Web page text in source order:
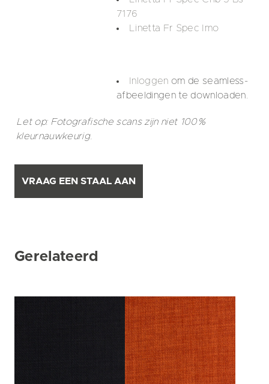
7176
Linetta Fr Spec Imo
Inloggen om de seamless-
afbeeldingen te downloaden.
Let op: Fotografische scans zijn niet 100%
kleurnauwkeurig.
VRAAG EEN STAAL AAN
Gerelateerd